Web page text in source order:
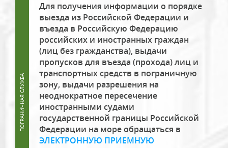
Для получения информации о порядке
выезда из Российской Федерации и
въезда в Российскую Федерацию
российских и иностранных граждан
(лиц без гражданства), выдачи
пропусков для въезда (прохода) лиц и
транспортных средств в пограничную
зону, выдачи разрешения на
неоднократное пересечение
иностранными судами
государственной границы Российской
Федерации на море обращаться в
ЭЛЕКТРОННУЮ ПРИЕМНУЮ